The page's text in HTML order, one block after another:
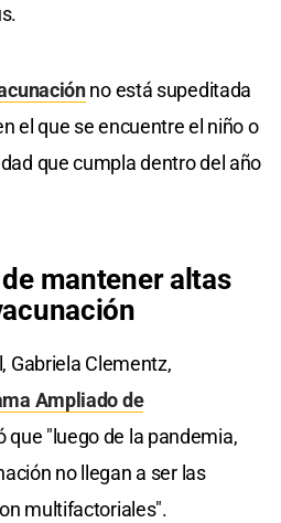
no está supeditada
el que se encuentre el niño o
que cumpla dentro del año
mantener altas
Gabriela Clementz,
Ampliado de
que "luego de la pandemia,
no llegan a ser las
multifactoriales".